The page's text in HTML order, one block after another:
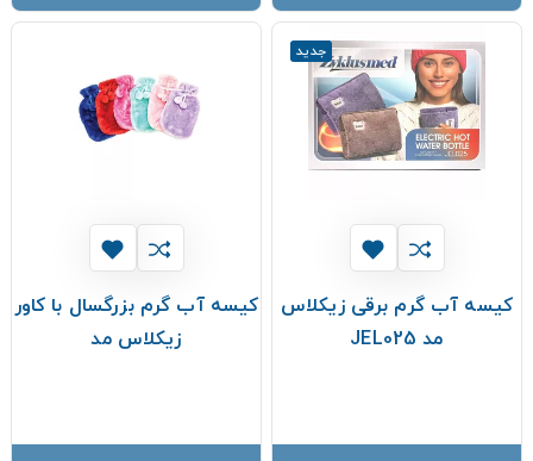
جدید
کیسه آب گرم برقی زیکلاس
مد JEL025
کیسه آب گرم بزرگسال با کاور
زیکلاس مد